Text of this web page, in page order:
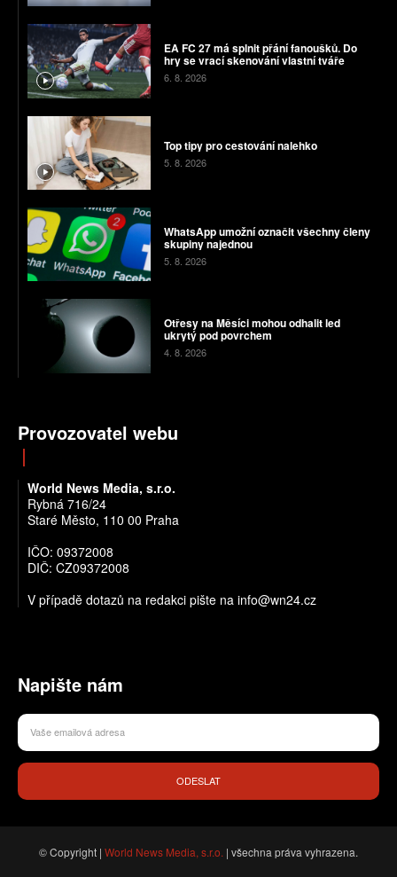
EA FC 27 má splnit přání fanoušků. Do
hry se vrací skenování vlastní tváře
6. 8. 2026
Top tipy pro cestování nalehko
5. 8. 2026
WhatsApp umožní označit všechny členy
skupiny najednou
5. 8. 2026
Otřesy na Měsíci mohou odhalit led
ukrytý pod povrchem
4. 8. 2026
Provozovatel webu
World News Media, s.r.o.
Rybná 716/24
Staré Město, 110 00 Praha
IČO: 09372008
DIČ: CZ09372008
V případě dotazů na redakci pište na info@wn24.cz
Napište nám
ODESLAT
© Copyright | World News Media, s.r.o. | všechna práva vyhrazena.